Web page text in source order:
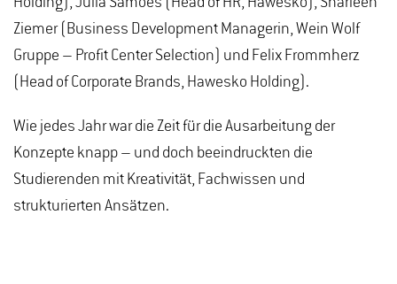
Ziemer (Business Development Managerin, Wein Wolf
Gruppe – Profit Center Selection) und Felix Frommherz
(Head of Corporate Brands, Hawesko Holding).
Wie jedes Jahr war die Zeit für die Ausarbeitung der
Konzepte knapp – und doch beeindruckten die
Studierenden mit Kreativität, Fachwissen und
strukturierten Ansätzen.